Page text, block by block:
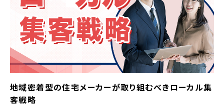
地域密着型の住宅メーカーが取り組むべきローカル集
客戦略